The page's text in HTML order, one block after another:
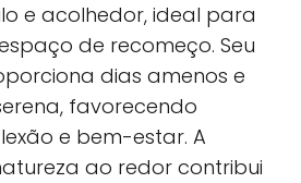
e acolhedor, ideal para
de recomeço. Seu
dias amenos e
favorecendo
e bem-estar. A
ao redor contribui